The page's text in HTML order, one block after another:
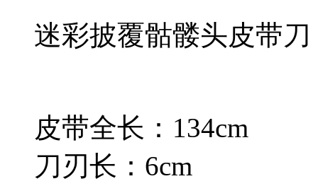
迷彩披覆骷髅头皮带
皮带全长：134cm
刀刃长：6cm